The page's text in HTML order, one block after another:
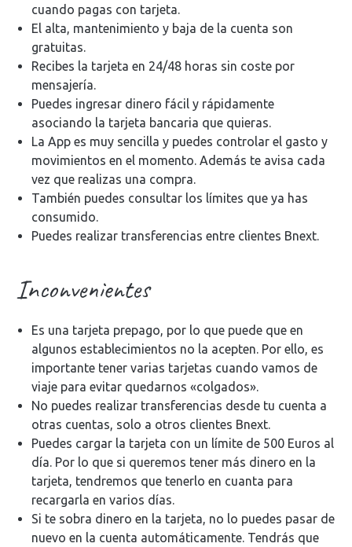
cuando pagas con tarjeta.
El alta, mantenimiento y baja de la cuenta son
gratuitas.
Recibes la tarjeta en 24/48 horas sin coste por
mensajería.
Puedes ingresar dinero fácil y rápidamente
asociando la tarjeta bancaria que quieras.
La App es muy sencilla y puedes controlar el gasto y
movimientos en el momento. Además te avisa cada
vez que realizas una compra.
También puedes consultar los límites que ya has
consumido.
Puedes realizar transferencias entre clientes Bnext.
Inconvenientes
Es una tarjeta prepago, por lo que puede que en
algunos establecimientos no la acepten. Por ello, es
importante tener varias tarjetas cuando vamos de
viaje para evitar quedarnos «colgados».
No puedes realizar transferencias desde tu cuenta a
otras cuentas, solo a otros clientes Bnext.
Puedes cargar la tarjeta con un límite de 500 Euros al
día. Por lo que si queremos tener más dinero en la
tarjeta, tendremos que tenerlo en cuanta para
recargarla en varios días.
Si te sobra dinero en la tarjeta, no lo puedes pasar de
nuevo en la cuenta automáticamente. Tendrás que